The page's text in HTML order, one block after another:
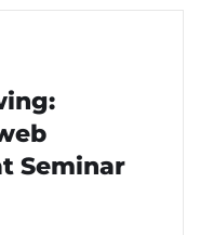
Seminar